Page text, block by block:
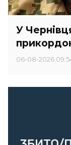
У
06-08-2026